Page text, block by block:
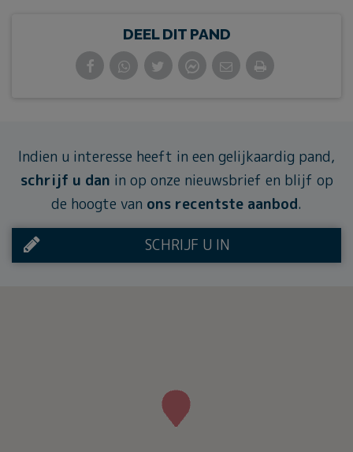
DEEL DIT PAND
Indien u interesse heeft in een gelijkaardig pand,
schrijf u dan in op onze nieuwsbrief en blijf op
de hoogte van ons recentste aanbod.
SCHRIJF U IN